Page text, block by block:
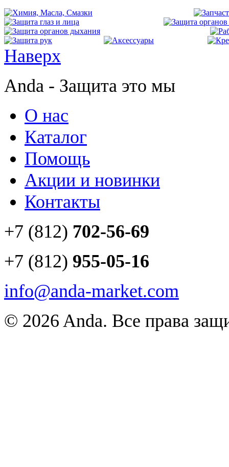
Наверх
Anda - Защита это мы
О нас
Каталог
Помощь
Акции и новинки
Контакты
+7 (812) 702-56-69
+7 (812) 955-05-16
info@anda-market.com
© 2026 Anda. Все права